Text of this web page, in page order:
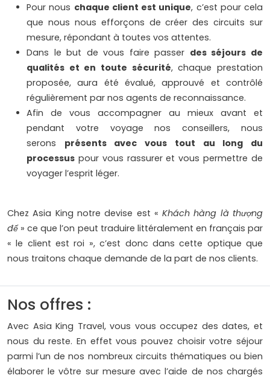
Pour nous chaque client est unique, c’est pour cela
que nous nous efforçons de créer des circuits sur
mesure, répondant à toutes vos attentes.
Dans le but de vous faire passer des séjours de
qualités et en toute sécurité, chaque prestation
proposée, aura été évalué, approuvé et contrôlé
régulièrement par nos agents de reconnaissance.
Afin de vous accompagner au mieux avant et
pendant votre voyage nos conseillers, nous
serons présents avec vous tout au long du
processus pour vous rassurer et vous permettre de
voyager l’esprit léger.
Chez Asia King notre devise est «Khách hàng là thượng
đế» ce que l’on peut traduire littéralement en français par
« le client est roi », c’est donc dans cette optique que
nous traitons chaque demande de la part de nos clients.
Nos offres :
Avec Asia King Travel, vous vous occupez des dates, et
nous du reste. En effet vous pouvez choisir votre séjour
parmi l’un de nos nombreux circuits thématiques ou bien
élaborer le vôtre sur mesure avec l’aide de nos chargés